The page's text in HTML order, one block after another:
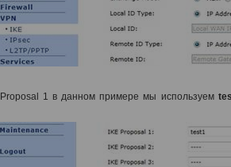
Proposal 1 в данном примере мы используем